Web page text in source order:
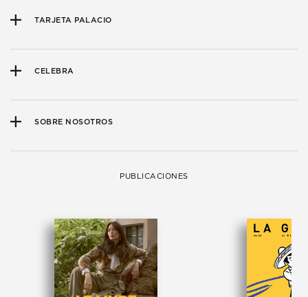
TARJETA PALACIO
CELEBRA
SOBRE NOSOTROS
PUBLICACIONES